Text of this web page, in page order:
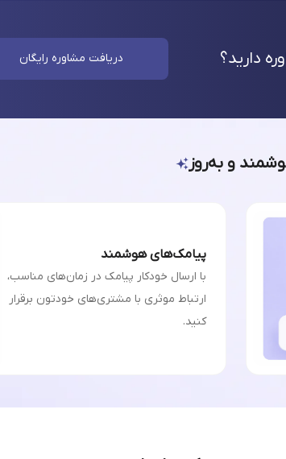
دارید؟ دریافت مشاوره رایگان
و به‌روز
پیامک‌های هوشمند
با ارسال خودکار پیامک در زمان‌های مناسب،
ارتباط موثری با مشتری‌های خودتون برقرار
کنید.